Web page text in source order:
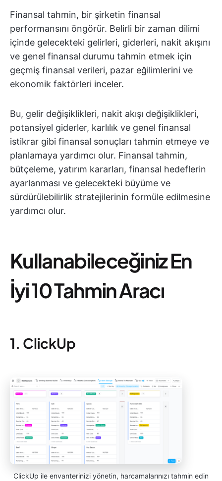
Finansal tahmin, bir şirketin finansal
performansını öngörür. Belirli bir zaman dilimi
içinde gelecekteki gelirleri, giderleri, nakit akışını
ve genel finansal durumu tahmin etmek için
geçmiş finansal verileri, pazar eğilimlerini ve
ekonomik faktörleri inceler.
Bu, gelir değişiklikleri, nakit akışı değişiklikleri,
potansiyel giderler, karlılık ve genel finansal
istikrar gibi finansal sonuçları tahmin etmeye ve
planlamaya yardımcı olur. Finansal tahmin,
bütçeleme, yatırım kararları, finansal hedeflerin
ayarlanması ve gelecekteki büyüme ve
sürdürülebilirlik stratejilerinin formüle edilmesine
yardımcı olur.
Kullanabileceğiniz En
İyi 10 Tahmin Aracı
1. ClickUp
ClickUp ile envanterinizi yönetin, harcamalarınızı tahmin edin